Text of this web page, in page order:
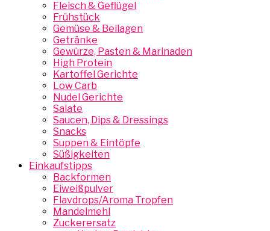
Fleisch & Geflügel
Frühstück
Gemüse & Beilagen
Getränke
Gewürze, Pasten & Marinaden
High Protein
Kartoffel Gerichte
Low Carb
Nudel Gerichte
Salate
Saucen, Dips & Dressings
Snacks
Suppen & Eintöpfe
Süßigkeiten
Einkaufstipps
Backformen
Eiweißpulver
Flavdrops/Aroma Tropfen
Mandelmehl
Zuckerersatz